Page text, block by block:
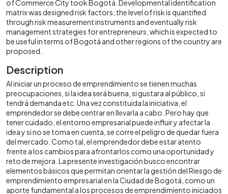
of Commerce City took Bogotá. Developmental identification
matrix was designed risk factors; the level of risk is quantified
through risk measurement instruments and eventually risk
management strategies for entrepreneurs, which is expected to
be useful in terms of Bogotá and other regions of the country are
proposed.
Description
Al iniciar un proceso de emprendimiento se tienen muchas
preocupaciones, si la idea será buena, si gustara al público, si
tendrá demanda etc. Una vez constituida la iniciativa, el
emprendedor se debe centrar en llevarla a cabo. Pero hay que
tener cuidado, el entorno empresarial puede influir y afectar la
idea y si no se toma en cuenta, se corre el peligro de quedar fuera
del mercado. Como tal, el emprendedor debe estar atento
frente a los cambios para afrontarlos como una oportunidad y
reto de mejora. La presente investigación busco encontrar
elementos básicos que permitan orientar la gestión del Riesgo de
emprendimiento empresarial en la Ciudad de Bogotá, como un
aporte fundamental a los procesos de emprendimiento iniciados